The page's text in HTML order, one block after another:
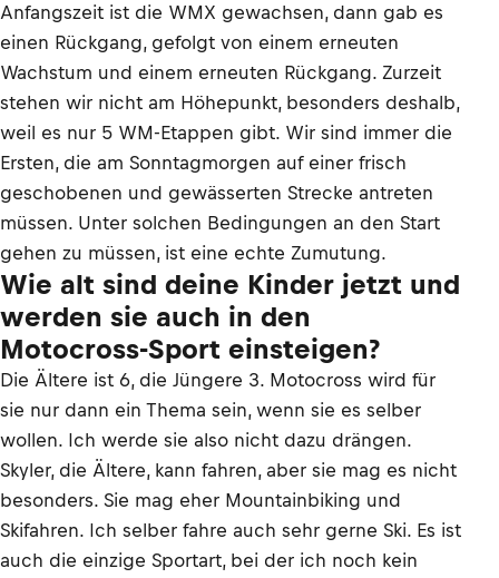
Anfangszeit ist die WMX gewachsen, dann gab es
einen Rückgang, gefolgt von einem erneuten
Wachstum und einem erneuten Rückgang. Zurzeit
stehen wir nicht am Höhepunkt, besonders deshalb,
weil es nur 5 WM-Etappen gibt. Wir sind immer die
Ersten, die am Sonntagmorgen auf einer frisch
geschobenen und gewässerten Strecke antreten
müssen. Unter solchen Bedingungen an den Start
gehen zu müssen, ist eine echte Zumutung.
Wie alt sind deine Kinder jetzt und
werden sie auch in den
Motocross-Sport einsteigen?
Die Ältere ist 6, die Jüngere 3. Motocross wird für
sie nur dann ein Thema sein, wenn sie es selber
wollen. Ich werde sie also nicht dazu drängen.
Skyler, die Ältere, kann fahren, aber sie mag es nicht
besonders. Sie mag eher Mountainbiking und
Skifahren. Ich selber fahre auch sehr gerne Ski. Es ist
auch die einzige Sportart, bei der ich noch kein